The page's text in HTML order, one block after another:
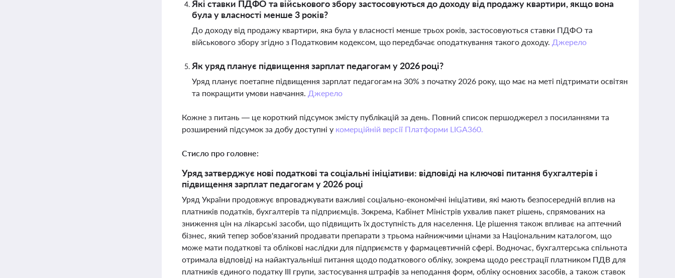
Які ставки ПДФО та військового збору застосовуються до доходу від продажу квартири, якщо вона
була у власності менше 3 років?
До доходу від продажу квартири, яка була у власності менше трьох років, застосовуються ставки ПДФО та
військового збору згідно з Податковим кодексом, що передбачає оподаткування такого доходу. Джерело
Як уряд планує підвищення зарплат педагогам у 2026 році?
Уряд планує поетапне підвищення зарплат педагогам на 30% з початку 2026 року, що має на меті підтримати освітян
та покращити умови навчання. Джерело
Кожне з питань — це короткий підсумок змісту публікацій за день. Повний список першоджерел з посиланнями та
розширений підсумок за добу доступні у комерційній версії Платформи LIGA360.
Стисло про головне:
Уряд затверджує нові податкові та соціальні ініціативи: відповіді на ключові питання бухгалтерів і
підвищення зарплат педагогам у 2026 році
Уряд України продовжує впроваджувати важливі соціально-економічні ініціативи, які мають безпосередній вплив на
платників податків, бухгалтерів та підприємців. Зокрема, Кабінет Міністрів ухвалив пакет рішень, спрямованих на
зниження цін на лікарські засоби, що підвищить їх доступність для населення. Це рішення також впливає на аптечний
бізнес, який тепер зобов'язаний продавати препарати з трьома найнижчими цінами за Національним каталогом, що
може мати податкові та облікові наслідки для підприємств у фармацевтичній сфері. Водночас, бухгалтерська спільнота
отримала відповіді на найактуальніші питання щодо податкового обліку, зокрема щодо реєстрації платником ПДВ для
платників єдиного податку III групи, застосування штрафів за неподання форм, обліку основних засобів, а також ставок